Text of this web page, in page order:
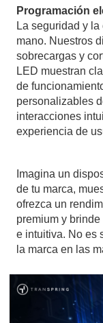
Programación
La seguridad y
mano. Nuestros
sobrecargas y
LED muestran
de
personalizables
interacciones
experiencia de
Imagina un
de tu marca,
ofrezca un
premium y
e intuitiva. No es
la marca en las